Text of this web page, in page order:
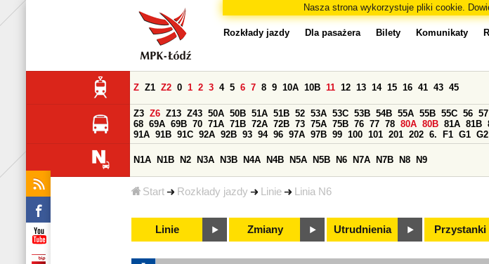
Nasza strona wykorzystuje pliki cookie.
Start Rozkłady jazdy Linie Linia N6
Rozkłady jazdy Dla pasażera Bilety Komunikaty
Z Z1 Z2 0 1 2 3 4 5 6 7 8 9 10A 10B 11 12 13 14 15 16 41 43 45
Z3 Z6 Z13 Z43 50A 50B 51A 51B 52 53A 53C 53B 54B 55A 55B 55C 56 57
68 69A 69B 70 71A 71B 72A 72B 73 75A 75B 76 77 78 80A 80B 81A 81B
91A 91B 91C 92A 92B 93 94 96 97A 97B 99 100 101 201 202 6. F1 G1 G2
N1A N1B N2 N3A N3B N4A N4B N5A N5B N6 N7A N7B N8 N9
Linie Zmiany Utrudnienia Przystanki